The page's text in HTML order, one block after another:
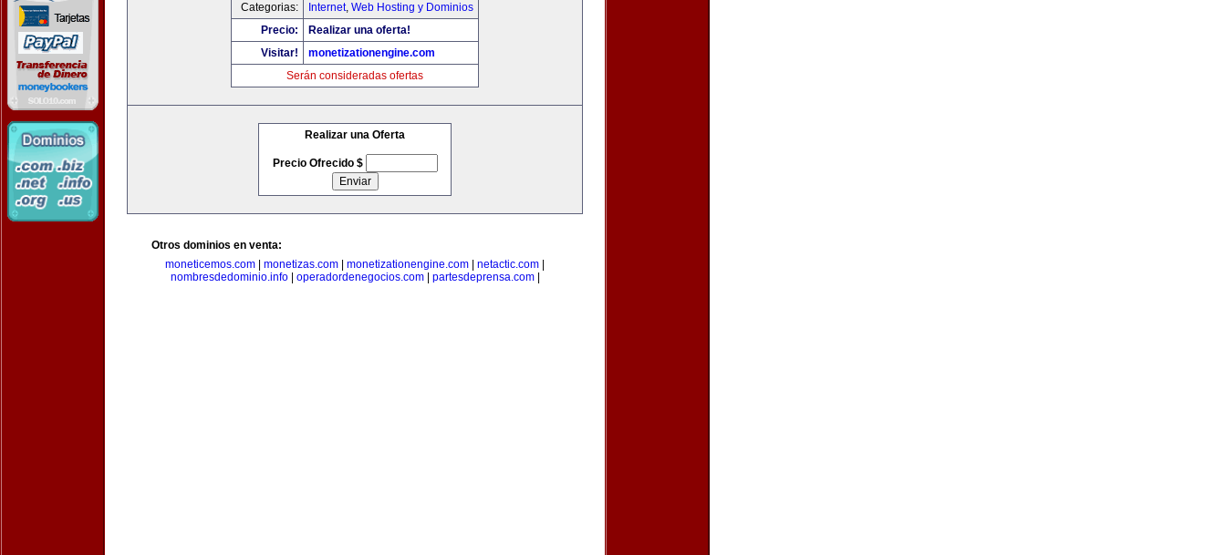
Categorias:
Internet, Web Hosting y Dominios
Precio:
Realizar una oferta!
Visitar!
monetizationengine.com
Serán consideradas ofertas
Realizar una Oferta
Precio Ofrecido $
Otros dominios en venta:
moneticemos.com
monetizas.com monetizationengine.com netactic.com
nombresdedominio.info| operadordenegocios.com| partesdeprensa.com|